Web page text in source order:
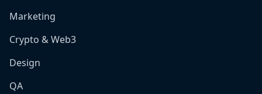
Marketing
Crypto & Web3
Design
QA